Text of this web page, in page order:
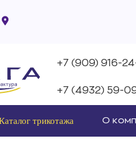
+7 (909) 916-
+7 (4932) 59-
трикотажа О